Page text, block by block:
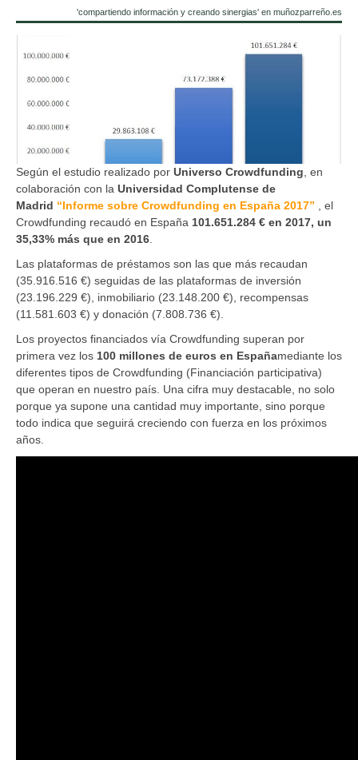
'compartiendo información y creando sinergias' en muñozparreño.es
Según el estudio realizado por Universo Crowdfunding , en
colaboración con la Universidad Complutense de
Madrid “Informe sobre Crowdfunding en España 2017” , el
Crowdfunding recaudó en España 101.651.284 € en 2017, un
35,33% más que en 2016
Las plataformas de préstamos son las que más recaudan
(35.916.516 €) seguidas de las plataformas de inversión
(23.196.229 €), inmobiliario (23.148.200 €), recompensas
(11.581.603 €) y donación (7.808.736 €).
Los proyectos financiados vía Crowdfunding superan por
primera vez los 100 millones de euros en Españamediante los
diferentes tipos de Crowdfunding (Financiación participativa)
que operan en nuestro país. Una cifra muy destacable, no solo
porque ya supone una cantidad muy importante, sino porque
todo indica que seguirá creciendo con fuerza en los próximos
años.